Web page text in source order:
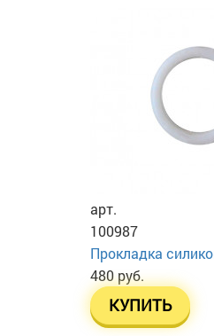
арт.
100987
Прокладка
480 руб.
КУПИТЬ